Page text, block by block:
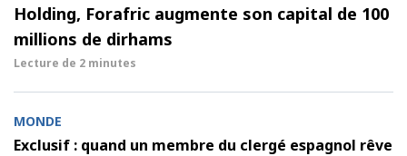
Holding, Forafric augmente son capital de 100
millions de dirhams
Lecture de 2 minutes
MONDE
Exclusif : quand un membre du clergé espagnol rêve